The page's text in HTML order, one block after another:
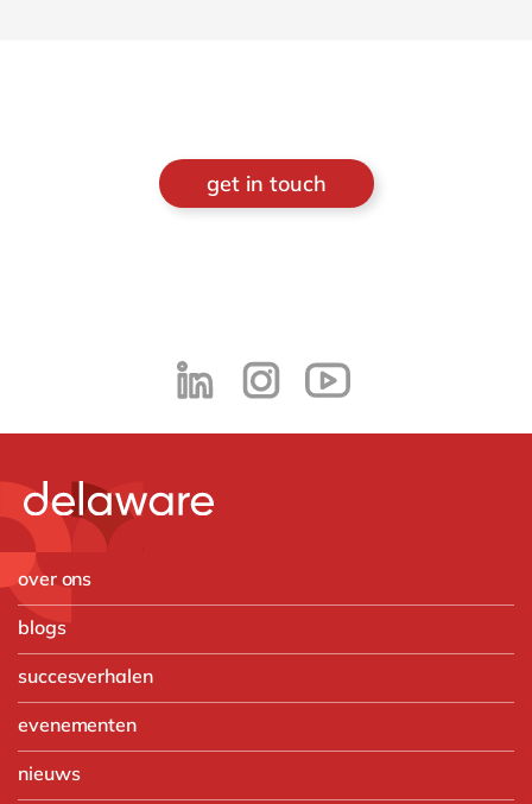
get in touch
over ons
blogs
succesverhalen
evenementen
nieuws